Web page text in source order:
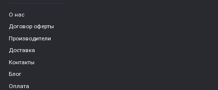
О нас
Договор оферты
Производители
Доставка
Контакты
Блог
Оплата